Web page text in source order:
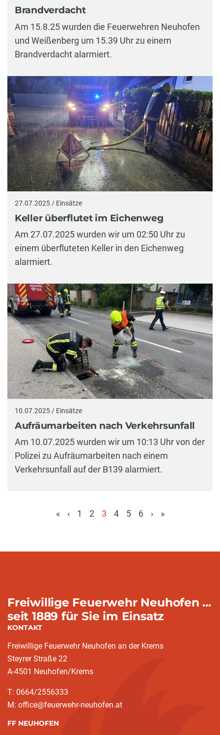
Brandverdacht
Am 15.8.25 wurden die Feuerwehren Neuhofen
und Weißenberg um 15.39 Uhr zu einem
Brandverdacht alarmiert.
27.07.2025 / Einsätze
Keller überflutet im Eichenweg
Am 27.07.2025 wurden wir um 02:50 Uhr zu
einem überfluteten Keller in den Eichenweg
alarmiert.
10.07.2025 / Einsätze
Aufräumarbeiten nach Verkehrsunfall
Am 10.07.2025 wurden wir um 10:13 Uhr von der
Polizei zu Aufräumarbeiten nach einem
Verkehrsunfall auf der B139 alarmiert.
« ‹ 1 2
3
4 5 6 › »
Freiwillige Feuerwehr Neuhofen ...
seit 1889 für Sie im Einsatz
KONTAKT
Freiwillige Feuerwehr Neuhofen an der Krems
Steyrer Straße 22
A-4501 Neuhofen/Krems
T: 0664/2556333
M: office@feuerwehr-neuhofen.at
FF NEUHOFEN